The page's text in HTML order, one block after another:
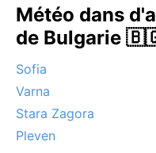
Météo dans
de Bulgarie
Sofia
Varna
Stara Zagora
Pleven